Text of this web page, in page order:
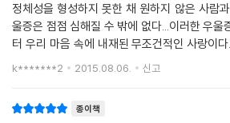
《내가 지금 이럴 때가 아닌데》에서는 에리히
의 결핍이 불러온 직접적이면서도 간적접인 다
여주고 있다. 아울러 있는 그대로의 자기를 수용
는 마음의 지주를 세우는 일은 곧 자기를 세우
정체성을 형성하지 못한 채 원하지 않은 사람
울증은 점점 심해질 수 밖에 없다...이러한 우울
터 우리 마음 속에 내재된 무조건적인 사랑이
이는 어른이지만 마음은 유아적인 성향을 보이
k*******2 2015.08.06. 신고
종이책